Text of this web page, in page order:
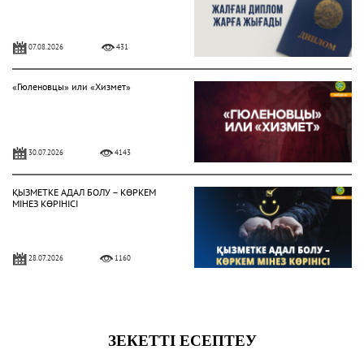
07.08.2026 431
«Гюленовцы» или «Хизмет»
30.07.2026 4143
ҚЫЗМЕТКЕ АДАЛ БОЛУ – КӨРКЕМ
МІНЕЗ КӨРІНІСІ
28.07.2026 1160